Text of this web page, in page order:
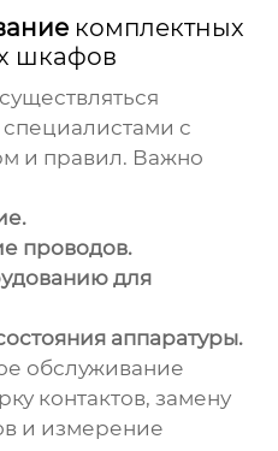
комплектных
шкафов
с
и правил. Важно
проводов.
для
аппаратуры.
обслуживание
контактов, замену
и измерение